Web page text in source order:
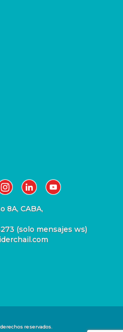
8A, CABA,
(solo mensajes ws)
reservados.